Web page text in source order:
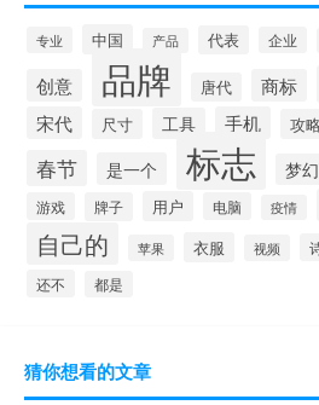
专业 中国 产品 代表 企业
创意 品牌 唐代 商标
宋代 尺寸 工具 手机 攻略
春节 是一个 标志 梦
游戏 牌子 用户 电脑 疫情
自己的 苹果 衣服 视频
还不 都是
猜你想看的文章